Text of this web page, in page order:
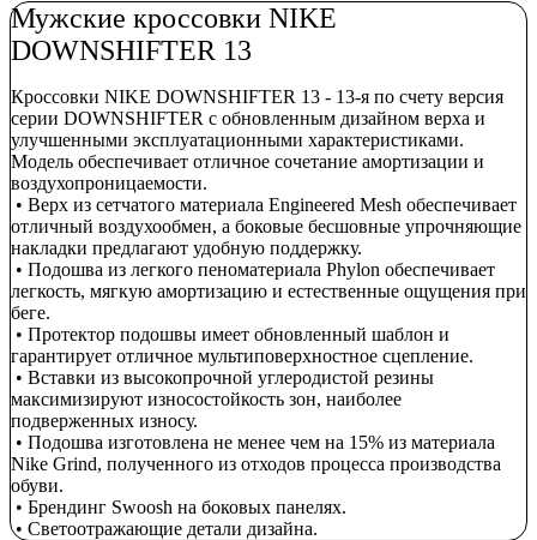
Мужские кроссовки NIKE
DOWNSHIFTER 13
Кроссовки NIKE DOWNSHIFTER 13 - 13-я по счету версия
серии DOWNSHIFTER с обновленным дизайном верха и
улучшенными эксплуатационными характеристиками.
Модель обеспечивает отличное сочетание амортизации и
воздухопроницаемости.
• Верх из сетчатого материала Engineered Mesh обеспечивает
отличный воздухообмен, а боковые бесшовные упрочняющие
накладки предлагают удобную поддержку.
• Подошва из легкого пеноматериала Phylon обеспечивает
легкость, мягкую амортизацию и естественные ощущения при
беге.
• Протектор подошвы имеет обновленный шаблон и
гарантирует отличное мультиповерхностное сцепление.
• Вставки из высокопрочной углеродистой резины
максимизируют износостойкость зон, наиболее
подверженных износу.
• Подошва изготовлена не менее чем на 15% из материала
Nike Grind, полученного из отходов процесса производства
обуви.
• Брендинг Swoosh на боковых панелях.
• Светоотражающие детали дизайна.